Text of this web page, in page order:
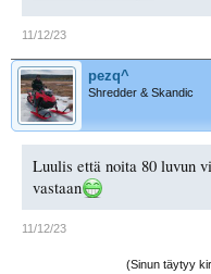
11/12/23
pezq^
Shredder & Skandic
Luulis että noita 80 luvun
vastaan
11/12/23
(Sinun täytyy